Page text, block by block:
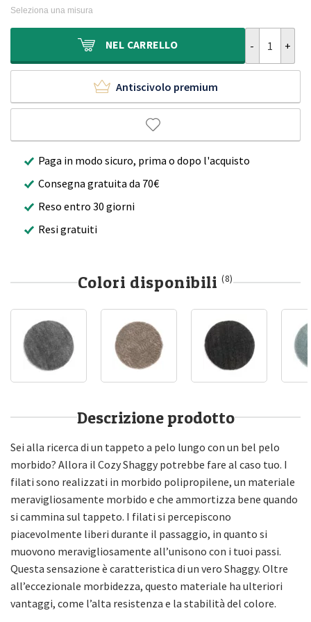
200,00€.
112,95€.
Seleziona una misura
NEL CARRELLO
Antiscivolo premium
Paga in modo sicuro, prima o dopo l'acquisto
Consegna gratuita da 70€
Reso entro 30 giorni
Resi gratuiti
Colori disponibili (8)
Descrizione prodotto
Sei alla ricerca di un tappeto a pelo lungo con un bel pelo
morbido? Allora il Cozy Shaggy potrebbe fare al caso tuo. I
filati sono realizzati in morbido polipropilene, un materiale
meravigliosamente morbido e che ammortizza bene quando
si cammina sul tappeto. I filati si percepiscono
piacevolmente liberi durante il passaggio, in quanto si
muovono meravigliosamente all’unisono con i tuoi passi.
Questa sensazione è caratteristica di un vero Shaggy. Oltre
all’eccezionale morbidezza, questo materiale ha ulteriori
vantaggi, come l’alta resistenza e la stabilità del colore.